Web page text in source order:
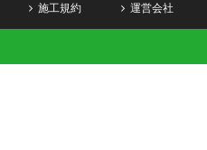
施工規約 運営会社